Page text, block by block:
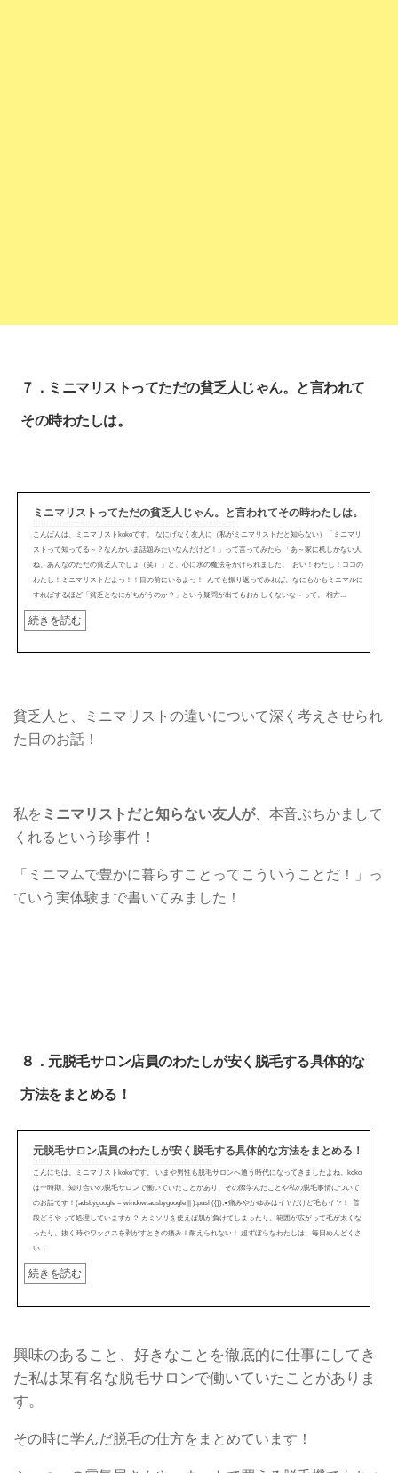
７．ミニマリストってただの貧乏人じゃん。と言われて
その時わたしは。
ミニマリストってただの貧乏人じゃん。と言われてその時わたしは。
こんばんは、ミニマリストkokoです。 なにげなく友人に（私がミニマリストだと知らない）「ミニマリ
ストって知ってる～？なんかいま話題みたいなんだけど！」って言ってみたら 「あ～家に机しかない人
ね、あんなのただの貧乏人でしょ（笑）」と、心に氷の魔法をかけられました。 おい！わたし！ココの
わたし！ミニマリストだよっ！！目の前にいるよっ！ んでも振り返ってみれば、なにもかもミニマルに
すればするほど「貧乏となにがちがうのか？」という疑問が出てもおかしくないな～って。 相方...
続きを読む
貧乏人と、ミニマリストの違いについて深く考えさせられ
た日のお話！
私を ミニマリストだと知らない友人が、本音ぶちかまして
くれるという珍事件！
「ミニマムで豊かに暮らすことってこういうことだ！」っ
ていう実体験まで書いてみました！
８．元脱毛サロン店員のわたしが安く脱毛する具体的な
方法をまとめる！
元脱毛サロン店員のわたしが安く脱毛する具体的な方法をまとめる！
こんにちは。ミニマリストkokoです。 いまや男性も脱毛サロンへ通う時代になってきましたよね。koko
は一時期、知り合いの脱毛サロンで働いていたことがあり、その際学んだことや私の脱毛事情について
のお話です！(adsbygoogle = window.adsbygoogle || ).push({});●痛みやかゆみはイヤだけど毛もイヤ！ 普
段どうやって処理していますか？ カミソリを使えば肌が負けてしまったり、範囲が広がって毛が太くな
ったり、抜く時やワックスを剥がすときの痛み！耐えられない！ 超ずぼらなわたしは、毎日めんどくさ
い...
続きを読む
興味のあること、好きなことを徹底的に仕事にしてき
た私は某有名な脱毛サロンで働いていたことがありま
す。
その時に学んだ脱毛の仕方をまとめています！